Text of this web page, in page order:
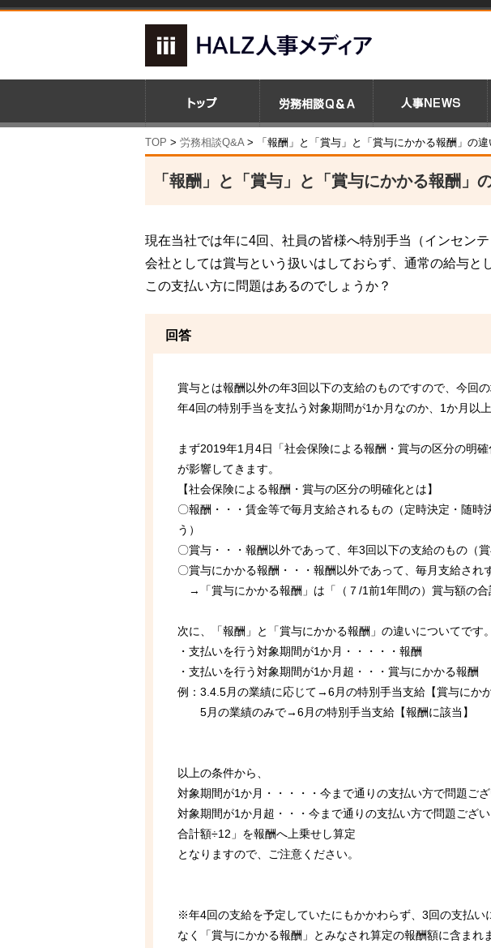
TOP > 労務相談Q&A> 「報酬」と「賞与」と「賞与にかかる報酬」の違
「報酬」と「賞与」と「賞与にかかる報酬」
現在当社では年に4回、社員の皆様へ特別手当（インセンテ
会社としては賞与という扱いはしておらず、通常の給与と
この支払い方に問題はあるのでしょうか？
回答
賞与とは報酬以外の年3回以下の支給のものですので、今回
年4回の特別手当を支払う対象期間が1か月なのか、1か月以
まず2019年1月4日「社会保険による報酬・賞与の区分の明
が影響してきます。
【社会保険による報酬・賞与の区分の明確化とは】
〇報酬・・・賃金等で毎月支給されるもの（定時決定・随時
う）
〇賞与・・・報酬以外であって、年3回以下の支給のもの（
〇賞与にかかる報酬・・・報酬以外であって、毎月支給さ
→「賞与にかかる報酬」は「（７/1前1年間の）賞与額の合
次に、「報酬」と「賞与にかかる報酬」の違いについてです。
・支払いを行う対象期間が1か月・・・・・報酬
・支払いを行う対象期間が1か月超・・・賞与にかかる報酬
例：3.4.5月の業績に応じて→6月の特別手当支給【賞与にかか
5月の業績のみで→6月の特別手当支給【報酬に該当】
以上の条件から、
対象期間が1か月・・・・・今まで通りの支払い方で問題ご
対象期間が1か月超・・・今まで通りの支払い方で問題ござ
合計額÷12」を報酬へ上乗せし算定
となりますので、ご注意ください。
※年4回の支給を予定していたにもかかわらず、3回の支払い
なく「賞与にかかる報酬」とみなされ算定の報酬額に含まれ